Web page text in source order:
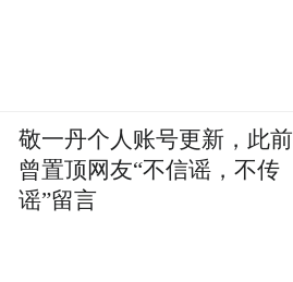
敬一丹个人账号更新，此前
曾置顶网友“不信谣，不传
谣”留言